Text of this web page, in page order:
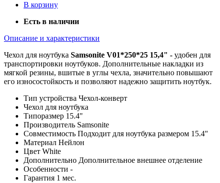
В корзину
Есть в наличии
Описание и характеристики
Чехол для ноутбука Samsonite V01*250*25 15,4" - удобен для
транспортировки ноутбуков. Дополнительные накладки из
мягкой резины, вшитые в углы чехла, значительно повышают
его износостойкость и позволяют надежно защитить ноутбук.
Тип устройства Чехол-конверт
Чехол для ноутбука
Типоразмер 15.4"
Производитель Samsonite
Совместимость Подходит для ноутбука размером 15.4"
Материал Нейлон
Цвет White
Дополнительно Дополнительное внешнее отделение
Особенности -
Гарантия 1 мес.